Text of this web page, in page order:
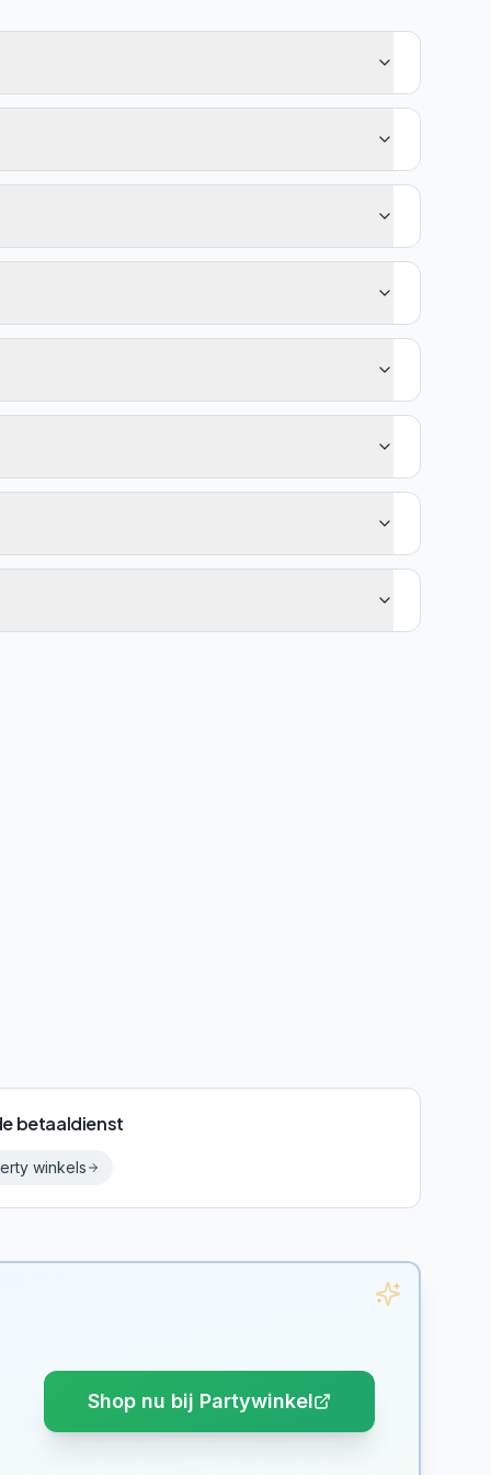
betaaldienst
winkels
Shop nu bij Partywinkel